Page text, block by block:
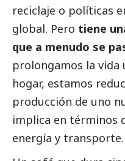
reciclaje o políticas
global. Pero tiene
que a menudo se
prolongamos la
hogar, estamos
producción de uno
implica en términos
energía y transporte.